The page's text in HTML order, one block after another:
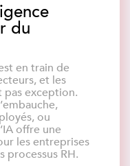
du
en train de
et les
pas exception.
ou
offre une
les entreprises
processus RH.